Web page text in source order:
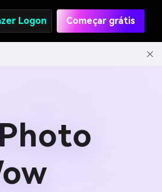
Logon Começar grátis